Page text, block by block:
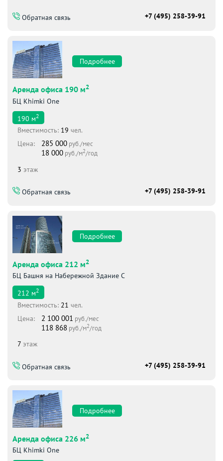
Обратная связь +7 (495) 258-39-91
Подробнее
Аренда офиса 190 м2
БЦ Khimki One
190 м2
Вместимоcть: 19 чел.
Цена:
285 000 руб./мес
18 000 руб./м2/год
3 этаж
Обратная связь +7 (495) 258-39-91
Подробнее
Аренда офиса 212 м2
БЦ Башня на Набережной Здание С
212 м2
Вместимоcть: 21 чел.
Цена:
2 100 001 руб./мес
118 868 руб./м2/год
7 этаж
Обратная связь +7 (495) 258-39-91
Подробнее
Аренда офиса 226 м2
БЦ Khimki One